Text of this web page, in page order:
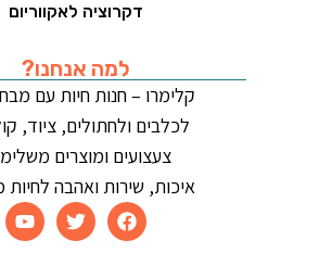
דקרוציה לאקווריום
למה אנחנו?
קלימרו – חנות חיות עם
לכלבים ולחתולים, ציוד,
צעצועים ומוצרים
איכות, שירות ואהבה